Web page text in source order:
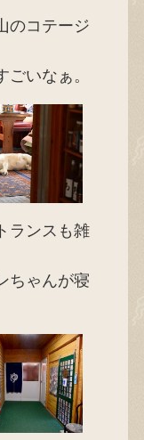
のコテージ
いなぁ。
ランスも雑
ちゃんが寝